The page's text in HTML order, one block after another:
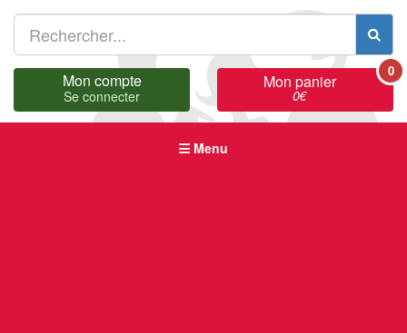
Mon compte
Se connecter
Mon panier
0€
0
Menu